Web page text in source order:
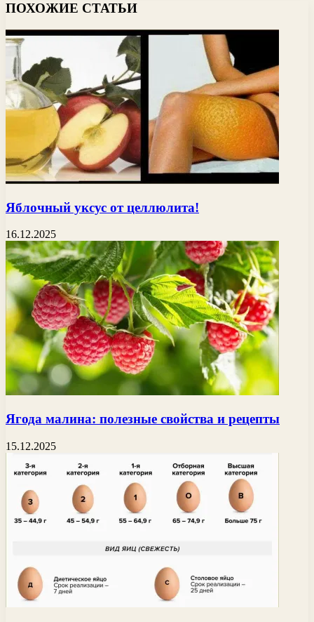
ПОХОЖИЕ СТАТЬИ
Яблочный уксус от целлюлита!
16.12.2025
Ягода малина: полезные свойства и рецепты
15.12.2025